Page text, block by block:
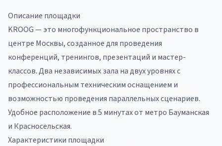
Описание площадки
KROOG — это многофункциональное пространство в
центре Москвы, созданное для проведения
конференций, тренингов, презентаций и мастер-
классов. Два независимых зала на двух уровнях с
профессиональным техническим оснащением и
возможностью проведения параллельных сценариев.
Удобное расположение в 5 минутах от метро Бауманская
и Красносельская.
Характеристики площадки